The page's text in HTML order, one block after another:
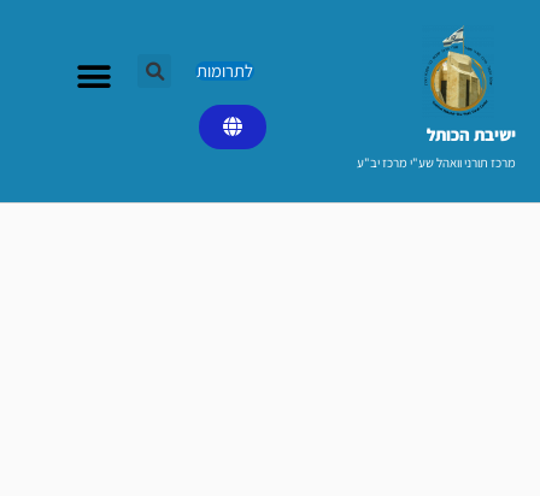
ישיבת הכותל​
מרכז תורני וואהל שע"י מרכז יב"ע
לתרומות